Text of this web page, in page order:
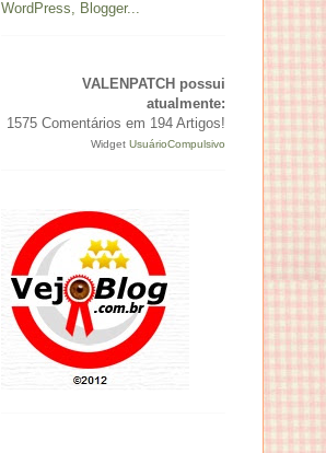
VALENPATCH possui
atualmente:
1575 Comentários em 194 Artigos!
Widget UsuárioCompulsivo